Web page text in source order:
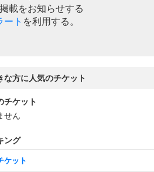
載をお知らせする
ート を利用する。
な方に人気のチケット
チケット
せん
ング
ケット